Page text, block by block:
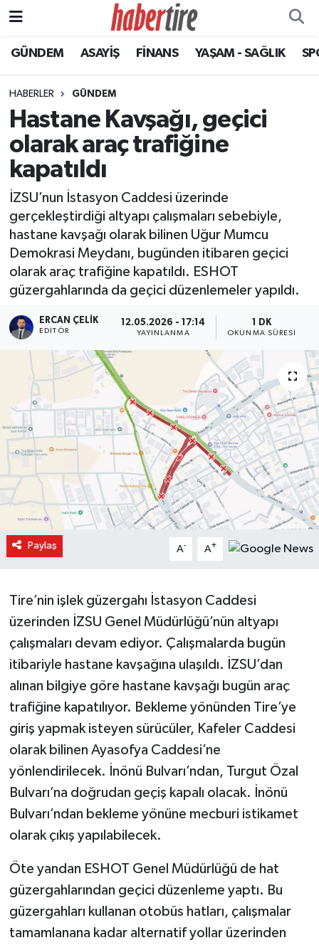
GÜNDEM ASAYİŞ FİNANS YAŞAM - SAĞLIK
HABERLER GÜNDEM
Hastane Kavşağı, geçici
olarak araç trafiğine
kapatıldı
İZSU’nun İstasyon Caddesi üzerinde
gerçekleştirdiği altyapı çalışmaları sebebiyle,
hastane kavşağı olarak bilinen Uğur Mumcu
Demokrasi Meydanı, bugünden itibaren geçici
olarak araç trafiğine kapatıldı. ESHOT
güzergahlarında da geçici düzenlemeler yapıldı.
ERCAN ÇELIK
EDITÖR
12.05.2026 - 17:14
YAYINLANMA
1 DK
OKUNMA SÜRESI
Paylaş A- A+
Tire’nin işlek güzergahı İstasyon Caddesi
üzerinden İZSU Genel Müdürlüğü’nün altyapı
çalışmaları devam ediyor. Çalışmalarda bugün
itibariyle hastane kavşağına ulaşıldı. İZSU’dan
alınan bilgiye göre hastane kavşağı bugün araç
trafiğine kapatılıyor. Bekleme yönünden Tire’ye
giriş yapmak isteyen sürücüler, Kafeler Caddesi
olarak bilinen Ayasofya Caddesi’ne
yönlendirilecek. İnönü Bulvarı’ndan, Turgut Özal
Bulvarı’na doğrudan geçiş kapalı olacak. İnönü
Bulvarı’ndan bekleme yönüne mecburi istikamet
olarak çıkış yapılabilecek.
Öte yandan ESHOT Genel Müdürlüğü de hat
güzergahlarından geçici düzenleme yaptı. Bu
güzergahları kullanan otobüs hatları, çalışmalar
tamamlanana kadar alternatif yollar üzerinden
Tire Nöbetçi Eczaneler
Tire Hava Durumu
Tire Trafik Yoğunluk Haritası
Süper Lig Puan Durumu ve Fikstür
Tüm Manşetler
Son Dakika Haberleri
Haber Arşivi